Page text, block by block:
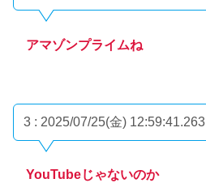
アマゾンプライムね
3 : 2025/07/25(金) 12:59:41.263
YouTubeじゃないのか